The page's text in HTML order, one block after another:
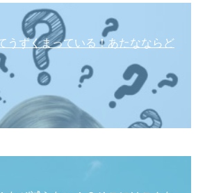
うずくまっている！あたなならど